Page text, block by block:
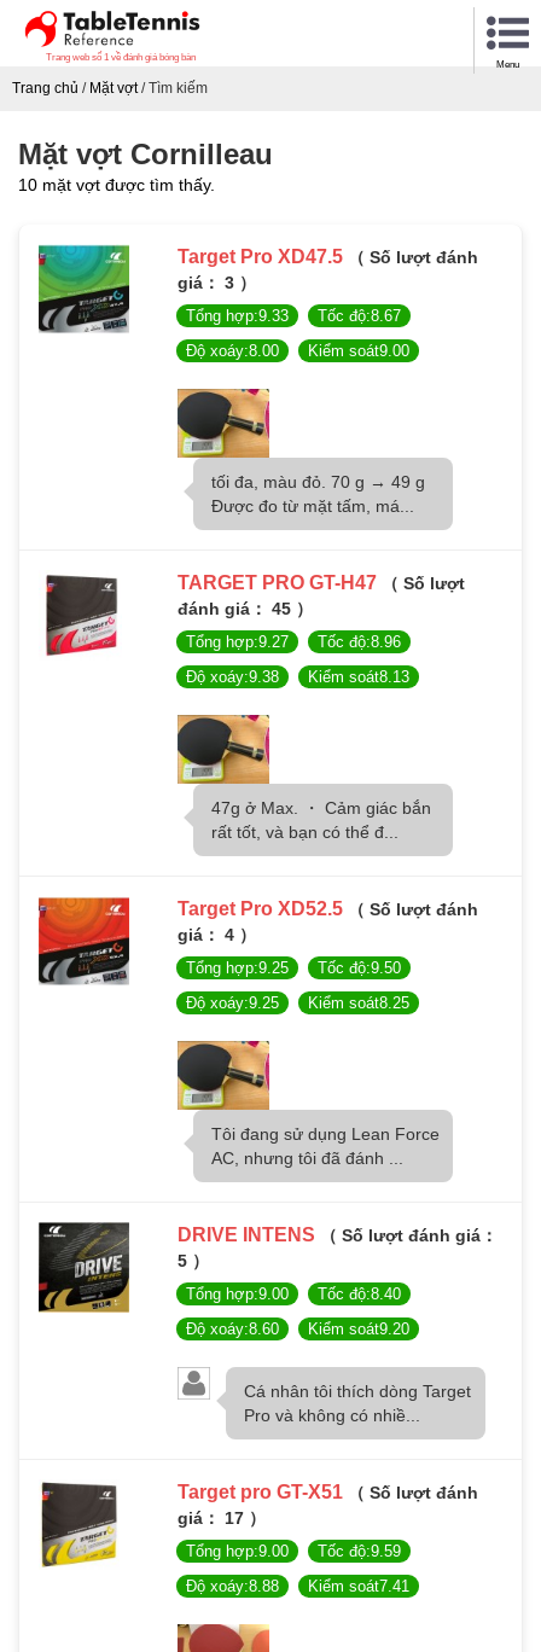
Trang web số 1 về đánh giá bóng bàn
Menu
Trang chủ / Mặt vợt/Tìm kiếm
Mặt vợt Cornilleau
10 mặt vợt được tìm thấy.
Target Pro XD47.5 （ Số lượt đánh
giá： 3 ）
Tổng hợp:9.33
Tốc độ:8.67
Độ xoáy:8.00
Kiểm soát9.00
tối đa, màu đỏ. 70 g → 49 g
Được đo từ mặt tấm, má...
TARGET PRO GT-H47 （ Số lượt
đánh giá： 45 ）
Tổng hợp:9.27
Tốc độ:8.96
Độ xoáy:9.38
Kiểm soát8.13
47g ở Max. ・ Cảm giác bắn
rất tốt, và bạn có thể đ...
Target Pro XD52.5 （ Số lượt đánh
giá： 4 ）
Tổng hợp:9.25
Tốc độ:9.50
Độ xoáy:9.25
Kiểm soát8.25
Tôi đang sử dụng Lean Force
AC, nhưng tôi đã đánh ...
DRIVE INTENS （ Số lượt đánh giá：
5 ）
Tổng hợp:9.00
Tốc độ:8.40
Độ xoáy:8.60
Kiểm soát9.20
Cá nhân tôi thích dòng Target
Pro và không có nhiề...
Target pro GT-X51 （ Số lượt đánh
giá： 17 ）
Tổng hợp:9.00
Tốc độ:9.59
Độ xoáy:8.88
Kiểm soát7.41